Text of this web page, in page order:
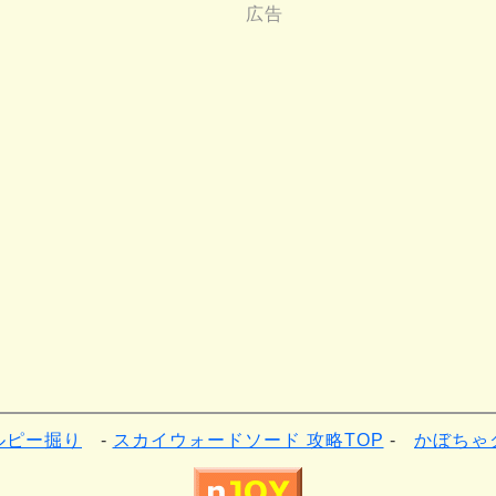
ー掘り スカイウォードソード 攻略TOP かぼちゃ